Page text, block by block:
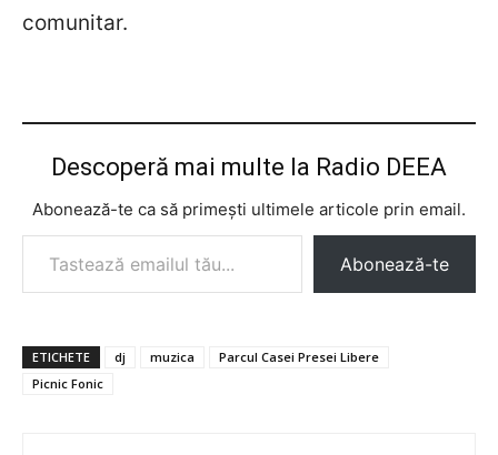
comunitar.
Descoperă mai multe la Radio DEEA
Abonează-te ca să primești ultimele articole prin email.
Tastează emailul tău...
Abonează-te
ETICHETE dj muzica
Parcul Casei Presei Libere
Picnic Fonic